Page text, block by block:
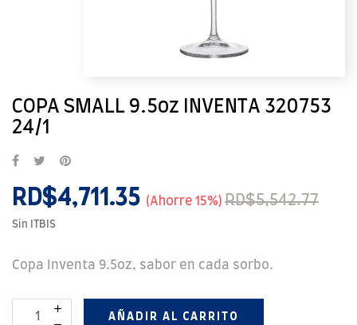
COPA SMALL 9.5oz INVENTA 320753
24/1
RD$4,711.35 Ahorre 15% RD$5,542.77
Sin ITBIS
Copa Inventa 9.5oz, sabor en cada sorbo.
AÑADIR AL CARRITO